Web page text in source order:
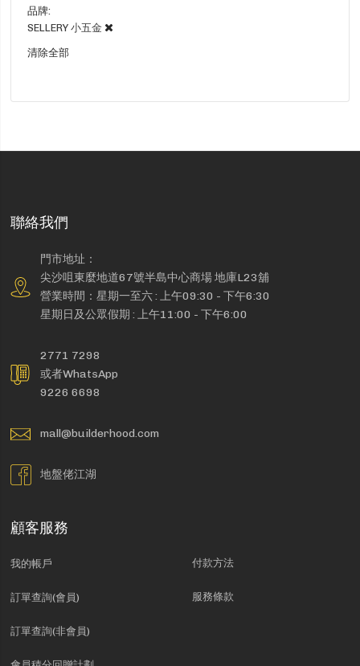
品牌
SELLERY 小五金
清除全部
聯絡我們
門市地址：
尖沙咀東麼地道67號半島中心商場 地庫L23舖
營業時間：星期一至六 : 上午09:30 - 下午6:30
星期日及公眾假期 : 上午11:00 - 下午6:00
2771 7298
或者WhatsApp
9226 6698
mall@builderhood.com
地盤佬江湖
顧客服務
我的帳戶
訂單查詢(會員)
訂單查詢(非會員)
付款方法
服務條款